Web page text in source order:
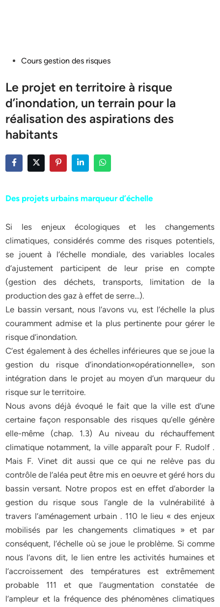
PostedCours gestion des risques
Le projet en territoire à risque
d’inondation, un terrain pour la
réalisation des aspirations des
habitants
Des projets urbains marqueur d’échelle
Si les enjeux écologiques et les changements
climatiques, considérés comme des risques potentiels,
se jouent à l’échelle mondiale, des variables locales
d’ajustement participent de leur prise en compte
(gestion des déchets, transports, limitation de la
production des gaz à effet de serre…).
Le bassin versant, nous l’avons vu, est l’échelle la plus
couramment admise et la plus pertinente pour gérer le
risque d’inondation.
C’est également à des échelles inférieures que se joue la
gestion du risque d’inondation«opérationnelle», son
intégration dans le projet au moyen d’un marqueur du
risque sur le territoire.
Nous avons déjà évoqué le fait que la ville est d’une
certaine façon responsable des risques qu’elle génère
elle-même (chap. 1.3) Au niveau du réchauffement
climatique notamment, la ville apparaît pour F. Rudolf .
Mais F. Vinet dit aussi que ce qui ne relève pas du
contrôle de l’aléa peut être mis en oeuvre et géré hors du
bassin versant. Notre propos est en effet d’aborder la
gestion du risque sous l’angle de la vulnérabilité à
travers l’aménagement urbain . 110 le lieu « des enjeux
mobilisés par les changements climatiques » et par
conséquent, l’échelle où se joue le problème. Si comme
nous l’avons dit, le lien entre les activités humaines et
l’accroissement des températures est extrêmement
probable 111 et que l’augmentation constatée de
l’ampleur et la fréquence des phénomènes climatiques